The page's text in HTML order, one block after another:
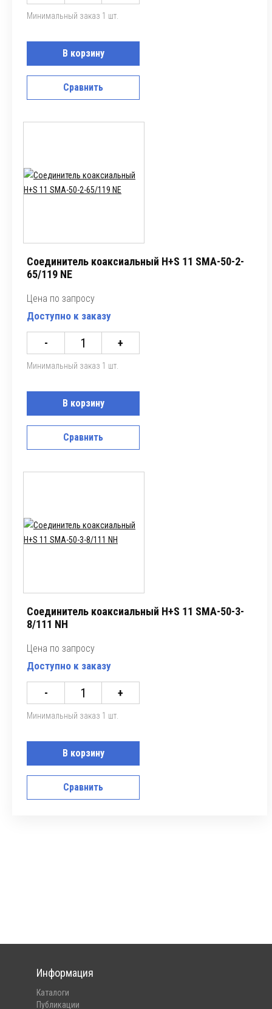
Минимальный заказ 1 шт.
В корзину
Сравнить
Соединитель коаксиальный H+S 11 SMA-50-2-
65/119 NE
Цена по запросу
Доступно к заказу
- +
Минимальный заказ 1 шт.
В корзину
Сравнить
Соединитель коаксиальный H+S 11 SMA-50-3-
8/111 NH
Цена по запросу
Доступно к заказу
- +
Минимальный заказ 1 шт.
В корзину
Сравнить
Информация
Каталоги
Публикации